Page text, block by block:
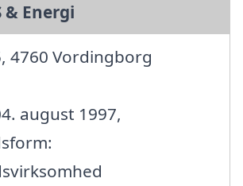
& Energi
4760 Vordingborg
august 1997,